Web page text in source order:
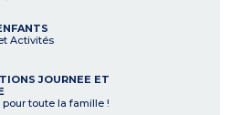
Activités
JOURNEE ET
pour toute la famille !